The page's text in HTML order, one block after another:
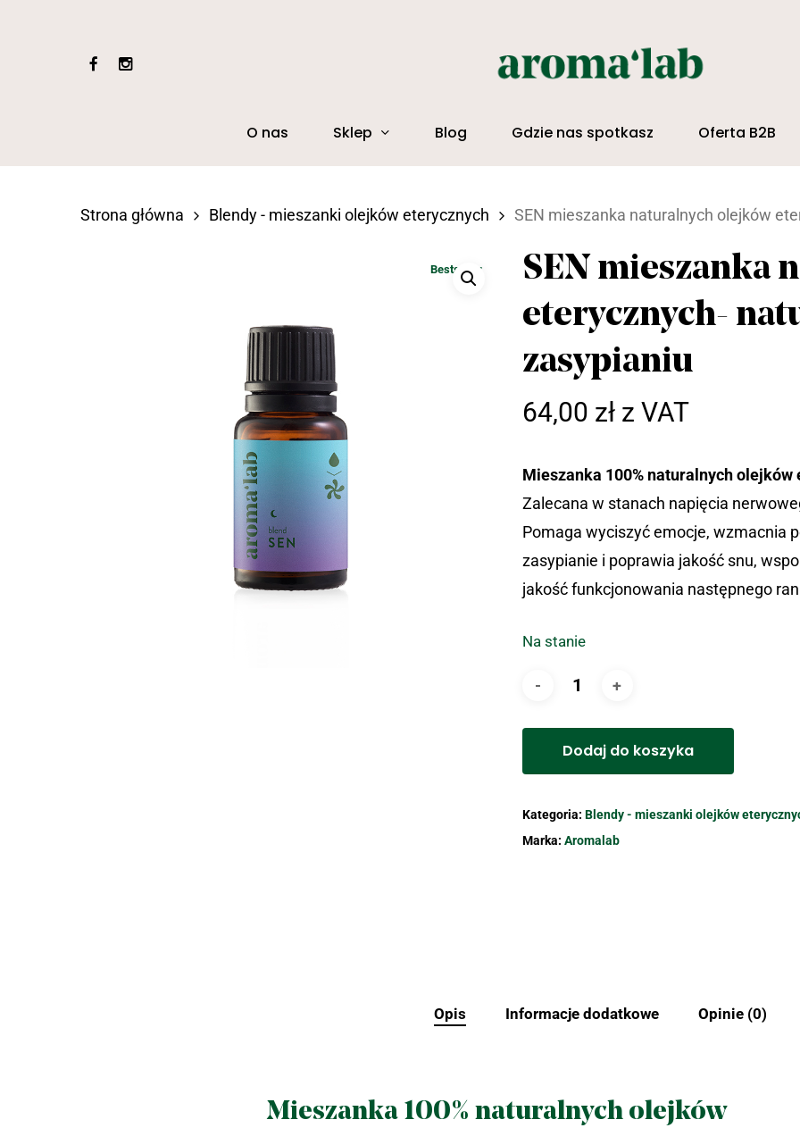
facebookinstagram
O nas Sklep Blog Gdzie nas spotkasz Oferta B2B
Strona główna Blendy - mieszanki olejków eterycznych SEN mieszanka naturalnych olejków
Bestseller
SEN mieszanka
eterycznych-
zasypianiu
64,00 zł z VAT
Mieszanka 100% naturalnych
Zalecana w stanach napięcia
Pomaga wyciszyć emocje, wzmacnia
zasypianie i poprawia jakość snu,
jakość funkcjonowania następnego
Na stanie
Dodaj do koszyka
Kategoria: Blendy - mieszanki olejków
Marka: Aromalab
Opis Informacje dodatkowe Opinie (0)
Mieszanka 100% naturalnych olejków